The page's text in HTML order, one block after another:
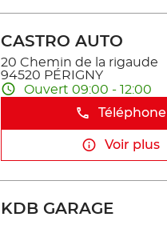
CASTRO AUTO
20 Chemin de la rigaude
94520 PÉRIGNY
Ouvert 09:00 - 12:00
Téléphone
Voir plus
KDB GARAGE